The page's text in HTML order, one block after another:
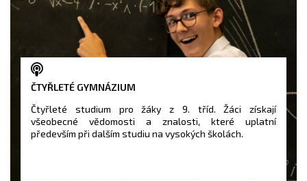
ČTYŘLETÉ GYMNÁZIUM
Čtyřleté studium pro žáky z 9. tříd. Žáci získají
všeobecné vědomosti a znalosti, které uplatní
především při dalším studiu na vysokých školách.